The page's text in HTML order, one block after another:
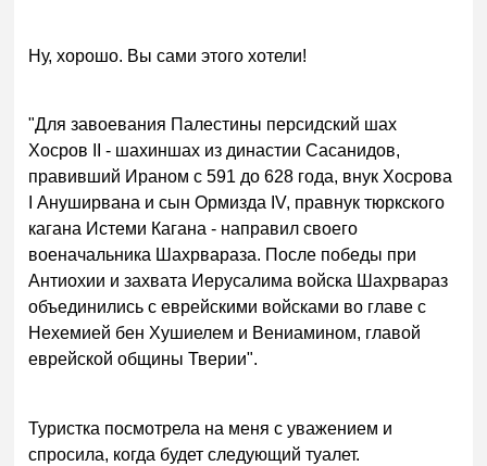
Ну, хорошо. Вы сами этого хотели!
"Для завоевания Палестины персидский шах
Хосров II - шахиншах из династии Сасанидов,
правивший Ираном с 591 до 628 года, внук Хосрова
I Ануширвана и сын Ормизда IV, правнук тюркского
кагана Истеми Кагана - направил своего
военачальника Шахрвараза. После победы при
Антиохии и захвата Иерусалима войска Шахрвараз
объединились с еврейскими войсками во главе с
Нехемией бен Хушиелем и Вениамином, главой
еврейской общины Тверии".
Туристка посмотрела на меня с уважением и
спросила, когда будет следующий туалет.